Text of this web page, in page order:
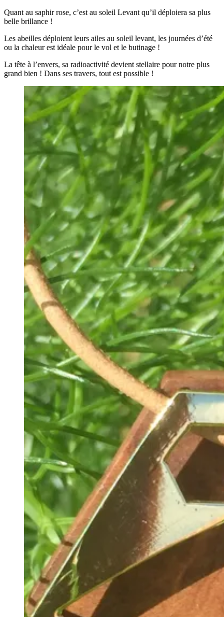
Quant au saphir rose, c’est au soleil Levant qu’il déploiera sa plus
belle brillance !
Les abeilles déploient leurs ailes au soleil levant, les journées d’été
ou la chaleur est idéale pour le vol et le butinage !
La tête à l’envers, sa radioactivité devient stellaire pour notre plus
grand bien ! Dans ses travers, tout est possible !